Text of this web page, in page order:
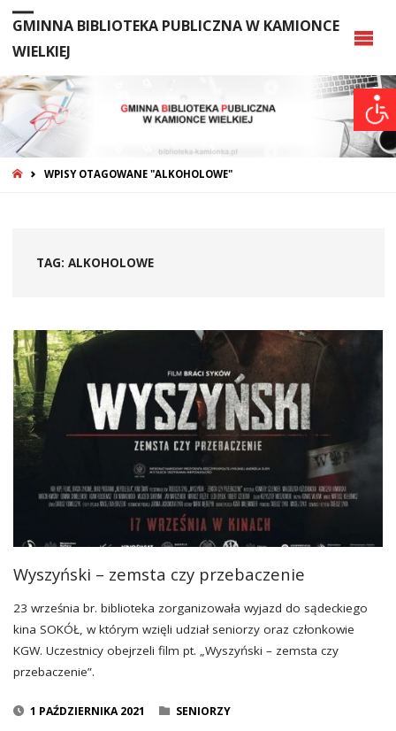
GMINNA BIBLIOTEKA PUBLICZNA W KAMIONCE
WIELKIEJ
STRONA
WPISY OTAGOWANE "ALKOHOLOWE"
TAG: ALKOHOLOWE
Wyszyński – zemsta czy przebaczenie
23 września br. biblioteka zorganizowała wyjazd do sądeckiego
kina SOKÓŁ, w którym wzięli udział seniorzy oraz członkowie
KGW. Uczestnicy obejrzeli film pt. „Wyszyński – zemsta czy
przebaczenie”.
1 PAŹDZIERNIKA 2021 SENIORZY